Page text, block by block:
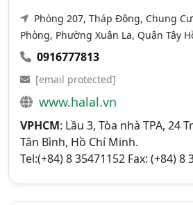
Phòng 207, Tháp Đông, Chung
Phòng, Phường Xuân La, Quận Tây
0916777813
[email protected]
www.halal.vn
VPHCM: Lầu 3, Tòa nhà TPA, 24
Tân Bình, Hồ Chí Minh.
Tel:(+84) 8 35471152 Fax: (+84) 8